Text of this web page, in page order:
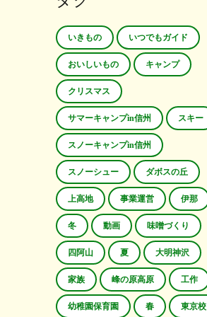
いきもの いつでもガイド
おいしいもの キャンプ
クリスマス
サマーキャンプin信州 スキー
スノーキャンプin信州
スノーシュー ダボスの丘
上高地 事業運営 伊那
冬 動画 味噌づくり
四阿山 夏 大明神沢
家族 峰の原高原 工作
幼稚園保育園 春 東京校